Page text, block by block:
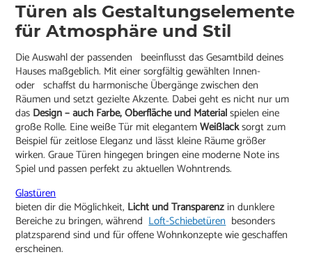
Türen als Gestaltungselemente
für Atmosphäre und Stil
Die Auswahl der passenden beeinflusst das Gesamtbild deines
Hauses maßgeblich. Mit einer sorgfältig gewählten Innen-
oder schaffst du harmonische Übergänge zwischen den
Räumen und setzt gezielte Akzente. Dabei geht es nicht nur um
das Design – auch Farbe, Oberfläche und Materialspielen eine
große Rolle. Eine weiße Tür mit elegantemWeißlacksorgt zum
Beispiel für zeitlose Eleganz und lässt kleine Räume größer
wirken. Graue Türen hingegen bringen eine moderne Note ins
Spiel und passen perfekt zu aktuellen Wohntrends.
Glastüren
bieten dir die Möglichkeit, Licht und Transparenzin dunklere
Bereiche zu bringen, währendLoft-Schiebetürenbesonders
platzsparend sind und für offene Wohnkonzepte wie geschaffen
erscheinen.